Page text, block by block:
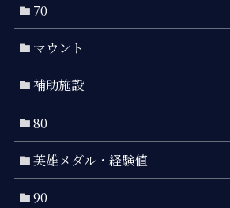
70
マウント
補助施設
80
英雄メダル・経験値
90